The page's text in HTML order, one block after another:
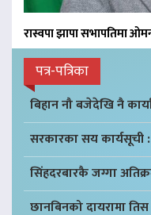
रास्वपा झापा सभापतिमा
पत्र-पत्रिका
बिहान नौ बजेदेखि नै
सरकारका सय कार्यसूची :
सिंहदरबारकै जग्गा
छानबिनको दायरामा